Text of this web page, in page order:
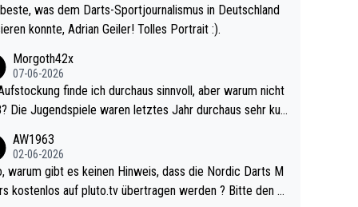
was dem Darts-Sportjournalismus in Deutschland
konnte, Adrian Geiler! Tolles Portrait :).
Morgoth42x
07-06-2026
finde ich durchaus sinnvoll, aber warum nicht
sehr kur
Somit ändert die automatische Qualifikation des Weltm
nichts. Ich denke sie wollen damit für nächste
AW1963
02-06-2026
M
kostenlos auf pluto.tv übertragen werden ? Bitte den A